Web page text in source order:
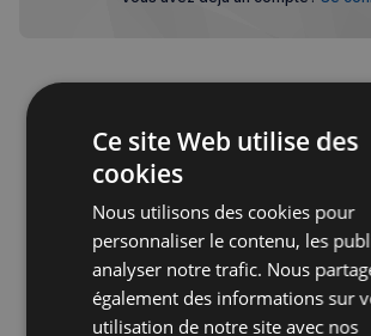
Ce site Web utilise des
cookies
Nous utilisons des cookies pour
personnaliser le contenu, les
analyser notre trafic. Nous
également des informations sur
utilisation de notre site avec nos